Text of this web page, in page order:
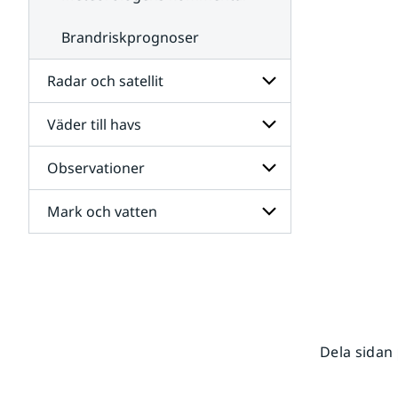
Brandriskprognoser
Radar och satellit
Undersidor
för
Radar
och
satellit
Väder till havs
Undersidor
för
Väder
till
havs
Observationer
Undersidor
för
Mark och vatten
Dela sidan